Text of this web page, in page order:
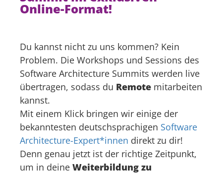
Online-Format!
Du kannst nicht zu uns kommen? Kein
Problem. Die Workshops und Sessions des
Software Architecture Summits werden live
übertragen, sodass du Remote mitarbeiten
kannst.
Mit einem Klick bringen wir einige der
bekanntesten deutschsprachigen Software
Architecture-Expert*innen direkt zu dir!
Denn genau jetzt ist der richtige Zeitpunkt,
um in deine Weiterbildung zu